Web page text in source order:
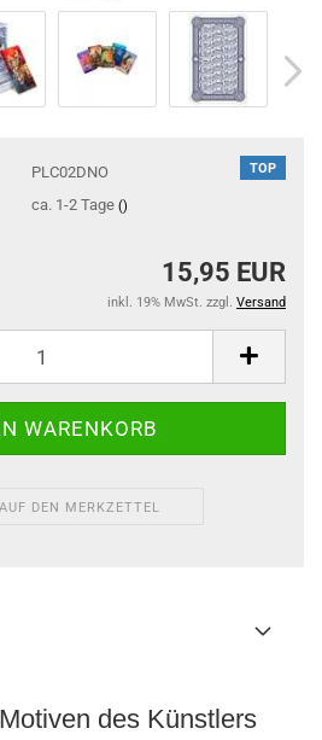
TOP
PLC02DNO
ca. 1-2 Tage ()
15,95 EUR
inkl. 19% MwSt. zzgl. Versand
AUF DEN MERKZETTEL
des Künstlers